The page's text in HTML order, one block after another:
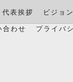
代表挨拶 ビジョン
合わせ プライバ